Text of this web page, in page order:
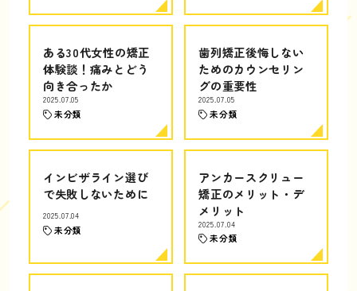
ある30代女性の矯正
体験談！痛みとどう
向き合ったか
2025.07.05
未分類
歯列矯正後悔しない
ためのカウンセリン
グの重要性
2025.07.05
未分類
インビザライン選び
で失敗しないために
2025.07.04
未分類
アンカースクリュー
矯正のメリット・デ
メリット
2025.07.04
未分類